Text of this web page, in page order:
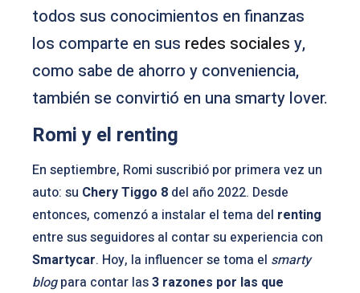
todos sus conocimientos en finanzas
los comparte en sus redes sociales y,
como sabe de ahorro y conveniencia,
también se convirtió en una smarty lover.
Romi y el renting
En septiembre, Romi suscribió por primera vez un
auto: su Chery Tiggo 8 del año 2022. Desde
entonces, comenzó a instalar el tema del renting
entre sus seguidores al contar su experiencia con
Smartycar. Hoy, la influencer se toma el smarty
blogpara contar las3 razones por las que